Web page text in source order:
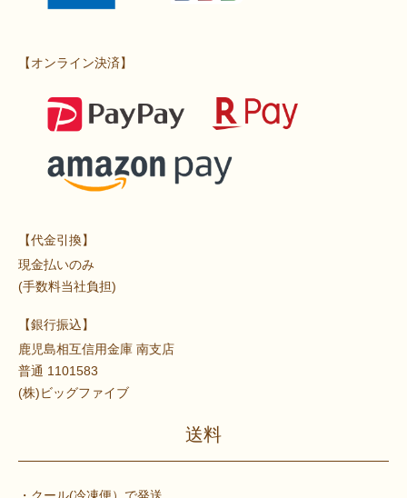
【オンライン決済】
【代金引換】
現金払いのみ
(手数料当社負担)
【銀行振込】
鹿児島相互信用金庫 南支店
普通 1101583
(株)ビッグファイブ
送料